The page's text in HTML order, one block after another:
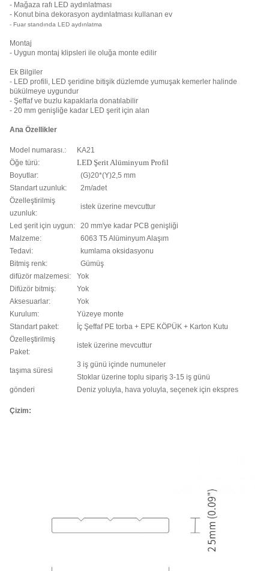
- Mağaza rafı LED aydınlatması
- Konut bina dekorasyon aydınlatması kullanan ev
- Fuar standında LED aydınlatma
Montaj
- Uygun montaj klipsleri ile oluğa monte edilir
Ek Bilgiler
- LED profili, LED şeridine bitişik düzlemde yumuşak kemerler halinde
bükülmeye uygundur
- Şeffaf ve buzlu kapaklarla donatılabilir
- 20 mm genişliğe kadar LED şerit için alan
Ana Özellikler
Model numarası.:
KA21
Öğe türü:
LED Şerit Alüminyum Profil
Boyutlar:
(G)20*(Y)2,5 mm
Standart uzunluk:
2m/adet
Özelleştirilmiş
uzunluk:
istek üzerine mevcuttur
Led şerit için uygun:
20 mm'ye kadar PCB genişliği
Malzeme:
6063 T5 Alüminyum Alaşım
Tedavi:
kumlama oksidasyonu
Bitmiş renk:
Gümüş
difüzör malzemesi:
Yok
Difüzör bitmiş:
Yok
Aksesuarlar:
Yok
Kurulum:
Yüzeye monte
Standart paket:
İç Şeffaf PE torba + EPE KÖPÜK + Karton Kutu
Özelleştirilmiş
Paket:
istek üzerine mevcuttur
taşıma süresi
3 iş günü içinde numuneler
Stoklar üzerine toplu sipariş 3-15 iş günü
gönderi
Deniz yoluyla, hava yoluyla, seçenek için ekspres
Çizim: